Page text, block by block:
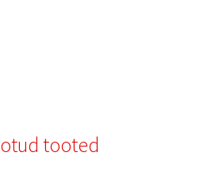
tooted